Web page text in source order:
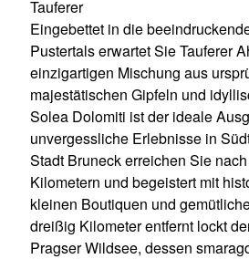
Tauferer
Eingebettet in die
Pustertals erwartet Sie Tauferer
einzigartigen Mischung aus
majestätischen Gipfeln und
Solea Dolomiti ist der ideale
unvergessliche Erlebnisse in
Stadt Bruneck erreichen Sie
Kilometern und begeistert mit
kleinen Boutiquen und
dreißig Kilometer entfernt lockt
Pragser Wildsee, dessen